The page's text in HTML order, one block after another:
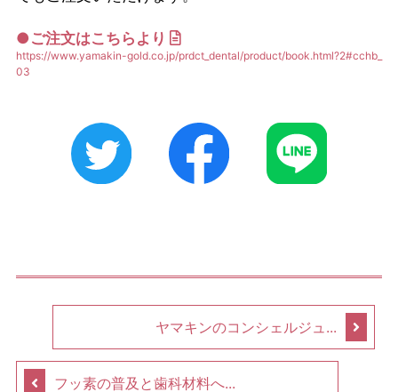
●ご注文はこちらより
https://www.yamakin-gold.co.jp/prdct_dental/product/book.html?2#cchb_
03
ヤマキンのコンシェルジュ...
フッ素の普及と歯科材料へ...